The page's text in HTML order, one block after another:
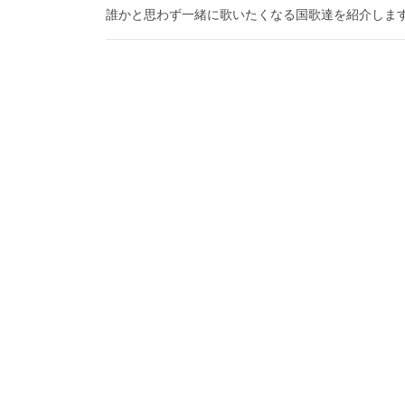
誰かと思わず一緒に歌いたくなる国歌達を紹介しま